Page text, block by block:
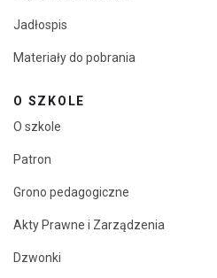
Jadłospis
Materiały do pobrania
O SZKOLE
O szkole
Patron
Grono pedagogiczne
Akty Prawne i Zarządzenia
Dzwonki